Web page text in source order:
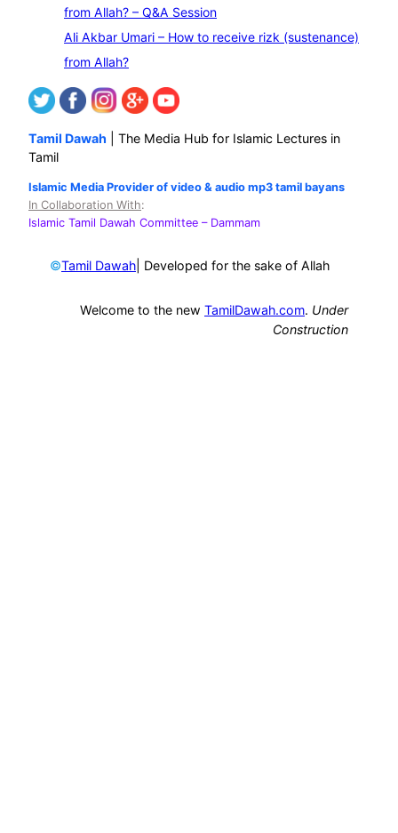
from Allah? – Q&A Session
Ali Akbar Umari – How to receive rizk (sustenance)
from Allah?
Tamil Dawah | The Media Hub for Islamic Lectures in
Tamil
Islamic Media Provider of video & audio mp3 tamil bayans
In Collaboration With:
Islamic Tamil Dawah Committee – Dammam
©Tamil Dawah | Developed for the sake of Allah
Welcome to the new TamilDawah.com. Under
Construction